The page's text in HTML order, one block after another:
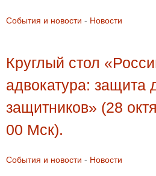
События и новости - Новости
Круглый стол
адвокатура: защита
защитников» (28
00 Мск).
События и новости - Новости